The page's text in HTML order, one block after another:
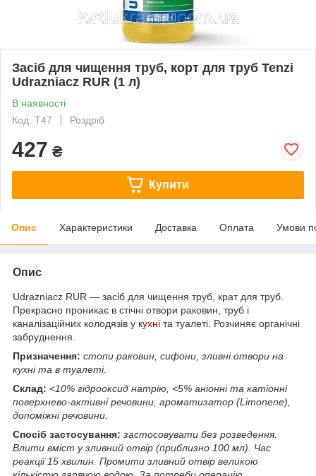
Засіб для чищення труб, корт для труб Tenzi
Udrazniacz RUR (1 л)
В наявності
Код: T47
Роздріб
427 ₴
Купити
Опис Характеристики Доставка Оплата Умови
Опис
Udrazniacz RUR — засіб для чищення труб, крат для труб.
Прекрасно проникає в стічні отвори раковин, труб і
каналізаційних колодязів у кухні та туалеті. Розчиняє органічні
забруднення.
Призначення: стопи раковин, сифони, зливні отвори на
кухні та в туалеті.
Склад: <10% гідрооксид натрію, <5% аніонні та катіонні
поверхнево-активні речовини, ароматизатор (Limonene),
допоміжні речовини.
Спосіб застосування: застосовувати без розведення.
Влити вміст у зливний отвір (приблизно 100 мл). Час
реакції 15 хвилин. Промити зливний отвір великою